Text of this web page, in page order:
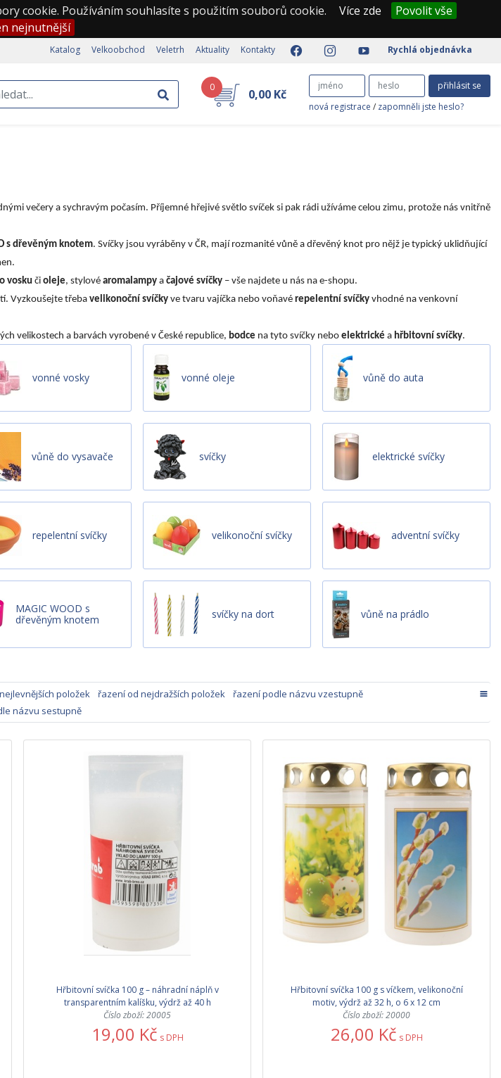
cookie. Používáním souhlasíte s použitím souborů cookie. Více zde
Povolit vše
nejnutnější
Katalog Velkoobchod Veletrh Aktuality Kontakty Rychlá objednávka
0 0,00 Kč
přihlásit se
nová registrace / zapomněli jste heslo?
večery a sychravým počasím. Příjemné hřejivé světlo svíček si pak rádi užíváme celou zimu, protože nás vnitřně
s dřevěným knotem. Svíčky jsou vyráběny v ČR, mají rozmanité vůně a dřevěný knot pro nějž je typický uklidňující
vosku či oleje, stylové aromalampy a čajové svíčky – vše najdete u nás na e-shopu.
Vyzkoušejte třeba velikonoční svíčky ve tvaru vajíčka nebo voňavé repelentní svíčky vhodné na venkovní
velikostech a barvách vyrobené v České republice, bodce na tyto svíčky nebo elektrické a hřbitovní svíčky.
vonné vosky vonné oleje vůně do auta
vůně do vysavače svíčky elektrické svíčky
repelentní svíčky velikonoční svíčky adventní svíčky
MAGIC WOOD s
dřevěným knotem
svíčky na dort vůně na prádlo
položek řazení od nejdražších položek
řazení podle názvu vzestupně
názvu sestupně
Hřbitovní svíčka 100 g – náhradní náplň v
transparentním kalíšku, výdrž až 40 h
Číslo zboží: 20005
19,00 Kč s DPH
Hřbitovní svíčka 100 g s víčkem, velikonoční
motiv, výdrž až 32 h, o 6 x 12 cm
Číslo zboží: 20000
26,00 Kč s DPH